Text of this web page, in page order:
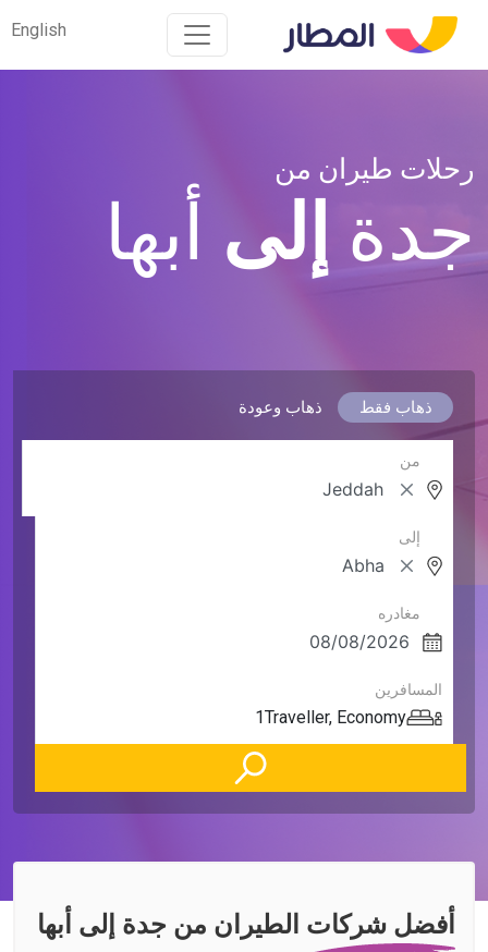
English
English
رحلات طيران من
جدة إلى أبها
ذهاب فقط ذهاب وعودة
من
إلى
مغادره
المسافرين
1Traveller,Economy
أفضل شركات الطيران من جدة إلى أبها